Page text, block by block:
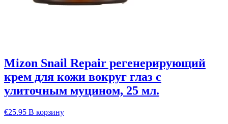
Mizon Snail Repair регенерирующий
крем для кожи вокруг глаз с
улиточным муцином, 25 мл.
€25.95 В корзину